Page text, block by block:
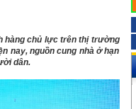
hàng chủ lực trên thị trường
nay, nguồn cung nhà ở hạn
dân.